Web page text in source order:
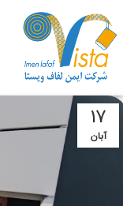
17
آبان